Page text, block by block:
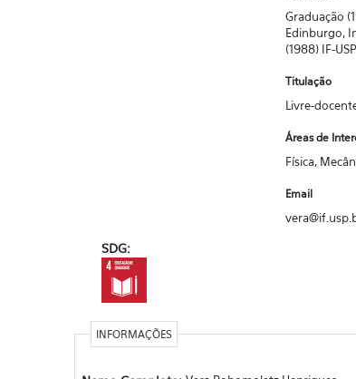
Graduação
Edinburgo,
(1988) IF-USP
Titulação
Livre-
Áreas de
Física,
Email
SDG:
INFORMAÇÕES